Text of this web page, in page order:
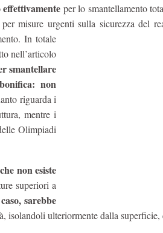
per lo smantellamento
misure urgenti sulla sicurezza del
In totale
nell’articolo
smantellare
non
riguarda i
mentre i
Olimpiadi
non esiste
superiori a
sarebbe
isolandoli ulteriormente dalla